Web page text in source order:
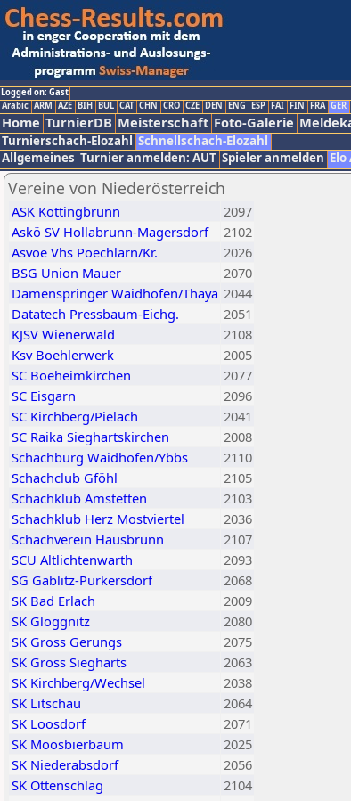
Logged on: Gast
Arabic ARM AZE BIH BUL CAT CHN CRO CZE DEN ENG ESP FAI FIN FRA GER
Home TurnierDB Meisterschaft Foto-Galerie
Turnierschach-Elozahl Schnellschach-Elozahl
Allgemeines Turnier anmelden: AUT Spieler anmelden Elo
Vereine von Niederösterreich
ASK Kottingbrunn
2097
Askö SV Hollabrunn-Magersdorf
2102
Asvoe Vhs Poechlarn/Kr.
2026
BSG Union Mauer
2070
Damenspringer Waidhofen/Thaya 2044
Datatech Pressbaum-Eichg.
2051
KJSV Wienerwald
2108
Ksv Boehlerwerk
2005
SC Boeheimkirchen
2077
SC Eisgarn
2096
SC Kirchberg/Pielach
2041
SC Raika Sieghartskirchen
2008
Schachburg Waidhofen/Ybbs
2110
Schachclub Gföhl
2105
Schachklub Amstetten
2103
Schachklub Herz Mostviertel
2036
Schachverein Hausbrunn
2107
SCU Altlichtenwarth
2093
SG Gablitz-Purkersdorf
2068
SK Bad Erlach
2009
SK Gloggnitz
2080
SK Gross Gerungs
2075
SK Gross Siegharts
2063
SK Kirchberg/Wechsel
2038
SK Litschau
2064
SK Loosdorf
2071
SK Moosbierbaum
2025
SK Niederabsdorf
2056
SK Ottenschlag
2104